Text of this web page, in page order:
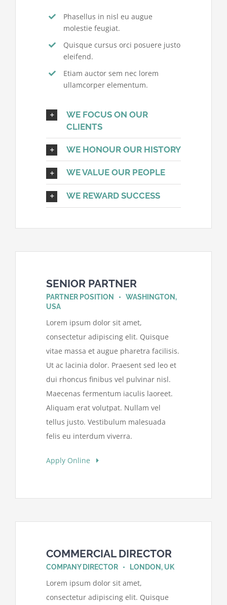
Phasellus in nisl eu augue
molestie feugiat.
Quisque cursus orci posuere justo
eleifend.
Etiam auctor sem nec lorem
ullamcorper elementum.
WE FOCUS ON OUR
CLIENTS
WE HONOUR OUR HISTORY
WE VALUE OUR PEOPLE
WE REWARD SUCCESS
SENIOR PARTNER
PARTNER POSITION • WASHINGTON,
USA
Lorem ipsum dolor sit amet,
consectetur adipiscing elit. Quisque
vitae massa et augue pharetra facilisis.
Ut ac lacinia dolor. Praesent sed leo et
dui rhoncus finibus vel pulvinar nisl.
Maecenas fermentum iaculis laoreet.
Aliquam erat volutpat. Nullam vel
tellus justo. Vestibulum malesuada
felis eu interdum viverra.
Apply Online
COMMERCIAL DIRECTOR
COMPANY DIRECTOR • LONDON, UK
Lorem ipsum dolor sit amet,
consectetur adipiscing elit. Quisque